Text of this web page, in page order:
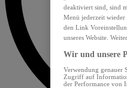
deaktiviert sind, sind
Menü jederzeit
den Link
unseres Website.
Wir und unsere
Verwendung genauer
Zugriff auf
der Performance von